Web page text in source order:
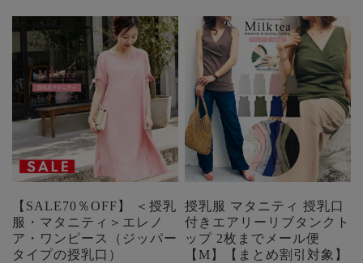
【SALE70％OFF】 ＜授乳
服・マタニティ＞エレノ
ア・ワンピース（ジッパー
タイプの授乳口）
授乳服 マタニティ 授乳口
付きエアリーリブタンクト
ップ 2枚までメール便
【M】【まとめ割引対象】